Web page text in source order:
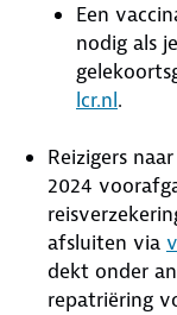
Een
nodig als
lcr.nl.
Reizigers naar
2024
afsluiten via
dekt onder
repatriëring